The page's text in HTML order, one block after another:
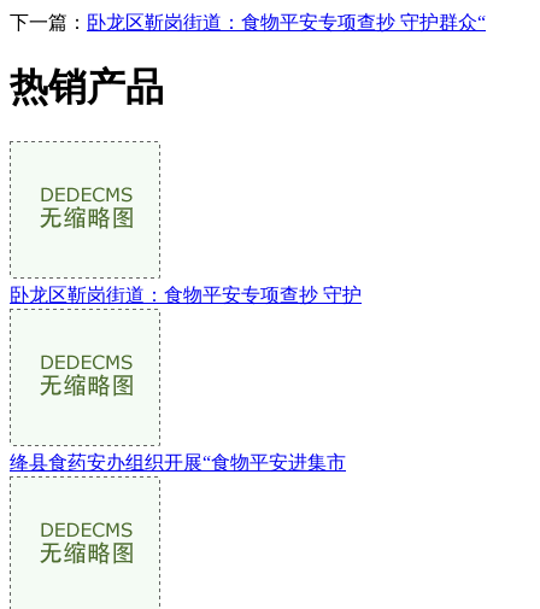
下一篇： 卧龙区靳岗街道：食物平安专项查抄 守护群众“
热销产品
卧龙区靳岗街道：食物平安专项查抄 守护
绛县食药安办组织开展“食物平安进集市